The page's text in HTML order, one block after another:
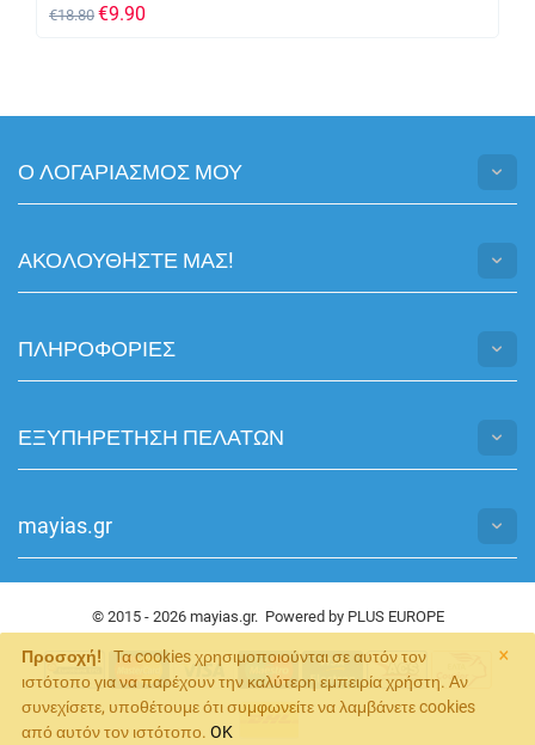
×
Προσοχή!
Τα cookies χρησιμοποιούνται σε αυτόν τον
ιστότοπο για να παρέχουν την καλύτερη εμπειρία χρήστη. Αν
συνεχίσετε, υποθέτουμε ότι συμφωνείτε να λαμβάνετε cookies
από αυτόν τον ιστότοπο. OK
€18.80 €9.90
Ο ΛΟΓΑΡΙΑΣΜΟΣ ΜΟΥ
ΑΚΟΛΟΥΘHΣΤΕ ΜΑΣ!
ΠΛΗΡΟΦΟΡΙΕΣ
ΕΞΥΠΗΡΕΤΗΣΗ ΠΕΛΑΤΩΝ
mayias.gr
© 2015 - 2026 mayias.gr. Powered by PLUS EUROPE